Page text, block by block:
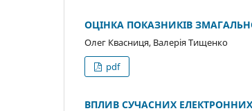
ОЦІНКА ПОКАЗНИКІВ ЗМАГАЛЬНОЇ
Олег Квасниця, Валерія Тищенко
pdf
ВПЛИВ СУЧАСНИХ